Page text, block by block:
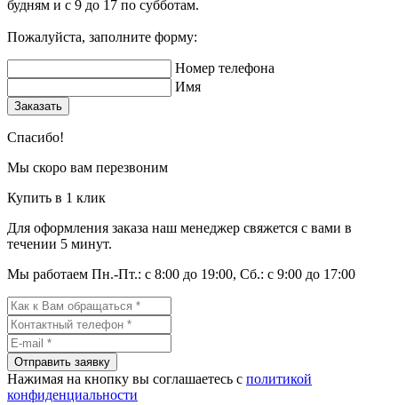
будням и с 9 до 17 по субботам.
Пожалуйста, заполните форму:
Номер телефона
Имя
Заказать
Спасибо!
Мы скоро вам перезвоним
Купить в 1 клик
Для оформления заказа наш менеджер свяжется с вами в
течении 5 минут.
Мы работаем Пн.-Пт.: с 8:00 до 19:00, Сб.: с 9:00 до 17:00
Отправить заявку
Нажимая на кнопку вы соглашаетесь с политикой
конфиденциальности